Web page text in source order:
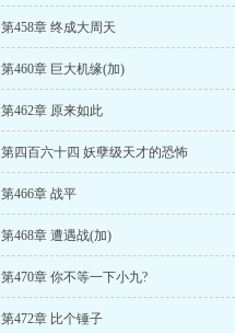
第458章 终成大周天
第460章 巨大机缘(加)
第462章 原来如此
第四百六十四 妖孽级天才的恐怖
第466章 战平
第468章 遭遇战(加)
第470章 你不等一下小九?
第472章 比个锤子